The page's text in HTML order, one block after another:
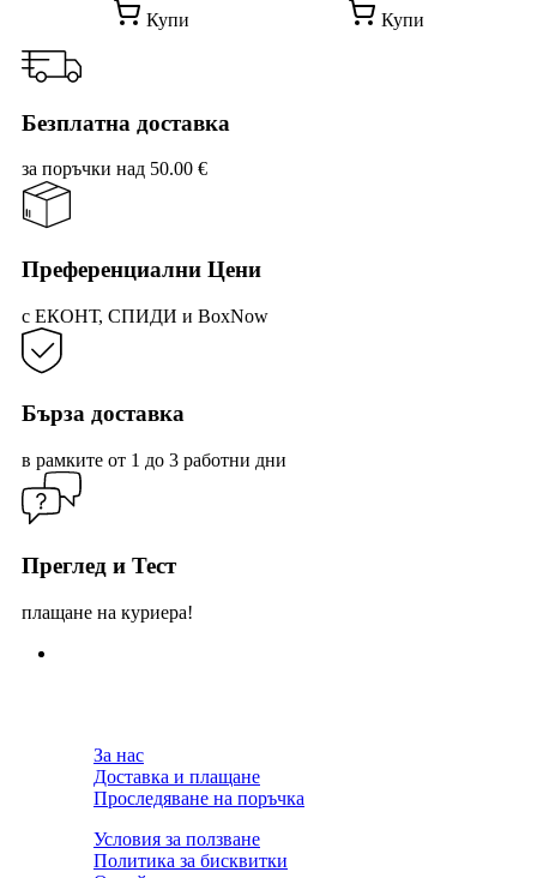
/
9.88 лв..
е:
3.05 €
Купи Купи
Безплатна доставка
за поръчки над 50.00 €
Преференциални Цени
с ЕКОНТ, СПИДИ и BoxNow
Бърза доставка
в рамките от 1 до 3 работни дни
Преглед и Тест
плащане на куриера!
За нас
Доставка и плащане
Проследяване на поръчка
Условия за ползване
Политика за бисквитки